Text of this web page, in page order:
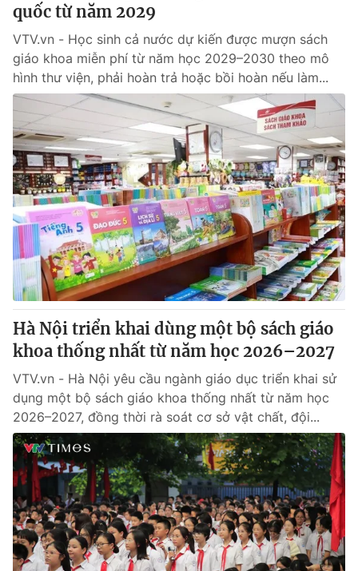
Nguyễn Trọng Ninh
024.38 355 931 - 024.38 355 932
Ðiện thoại Thời báo VTV:024.66 897 897
Email:toasoan@vtv.vn
Liên hệ quảng cáo:024-7300.7108
® Cấm sao chép dưới mọi hình thức nếu không có sự chấp
thuận bằng văn bản. Ghi rõ nguồn VTV.vn khi phát hành lại
thông tin từ website này.
quốc từ năm 2029
VTV.vn - Học sinh cả nước dự kiến được mượn sách
giáo khoa miễn phí từ năm học 2029–2030 theo mô
hình thư viện, phải hoàn trả hoặc bồi hoàn nếu làm...
Hà Nội triển khai dùng một bộ sách giáo
khoa thống nhất từ năm học 2026–2027
VTV.vn - Hà Nội yêu cầu ngành giáo dục triển khai sử
dụng một bộ sách giáo khoa thống nhất từ năm học
2026–2027, đồng thời rà soát cơ sở vật chất, đội...